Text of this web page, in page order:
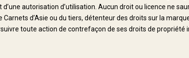
d’une autorisation d’utilisation. Aucun droit ou licence ne
d’Asie ou du tiers, détenteur des droits sur la
toute action de contrefaçon de ses droits de propriété